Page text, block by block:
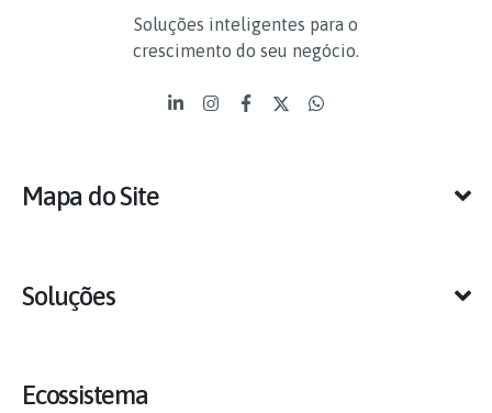
Soluções inteligentes para o
crescimento do seu negócio.
Mapa do Site
Soluções
Ecossistema